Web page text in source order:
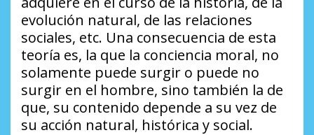
evolución natural, de las relaciones
sociales, etc. Una consecuencia de esta
teoría es, la que la conciencia moral, no
solamente puede surgir o puede no
surgir en el hombre, sino también la de
que, su contenido depende a su vez de
su acción natural, histórica y social.